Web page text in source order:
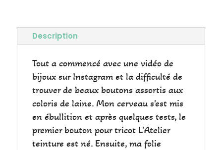
Description
Tout a commencé avec une vidéo de
bijoux sur Instagram et la difficulté de
trouver de beaux boutons assortis aux
coloris de laine. Mon cerveau s'est mis
en ébullition et après quelques tests, le
premier bouton pour tricot L'Atelier
teinture est né. Ensuite, ma folie